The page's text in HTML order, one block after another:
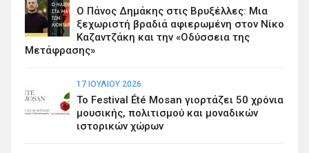
Ο Πάνος Δημάκης στις Βρυξέλλες: Μια
ξεχωριστή βραδιά αφιερωμένη στον Νίκο
Καζαντζάκη και την «Οδύσσεια της
Μετάφρασης»
17 ΙΟΥΛΊΟΥ 2026
Το Festival Été Mosan γιορτάζει 50 χρόνια
μουσικής, πολιτισμού και μοναδικών
ιστορικών χώρων